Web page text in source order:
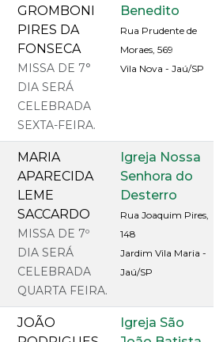
GROMBONI
PIRES DA
FONSECA
MISSA DE 7°
DIA SERÁ
CELEBRADA
SEXTA-FEIRA.
Benedito
Rua Prudente de
Moraes, 569
Vila Nova - Jaú/SP
MARIA
APARECIDA
LEME
SACCARDO
MISSA DE 7º
DIA SERÁ
CELEBRADA
QUARTA FEIRA.
Igreja Nossa
Senhora do
Desterro
Rua Joaquim Pires,
148
Jardim Vila Maria -
Jaú/SP
JOÃO
Igreja São